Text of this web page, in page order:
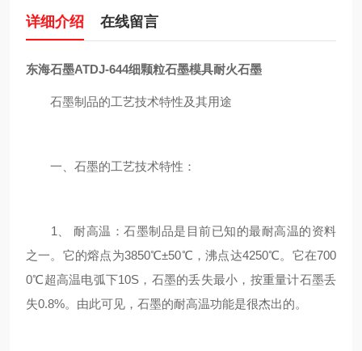
详细介绍 在线留言
东海石墨ATDJ-644细颗粒石墨模具耐火石墨
石墨制品的工艺技术特性及其用途
一、石墨的工艺技术特性：
1、 耐高温：石墨制品是目前已知的最耐高温的资料
之一。它的熔点为3850℃±50℃，沸点达4250℃。它在700
0℃超高温电弧下10S，石墨的丢失最小，按重量计石墨丢
失0.8%。由此可见，石墨的耐高温功能是很杰出的。